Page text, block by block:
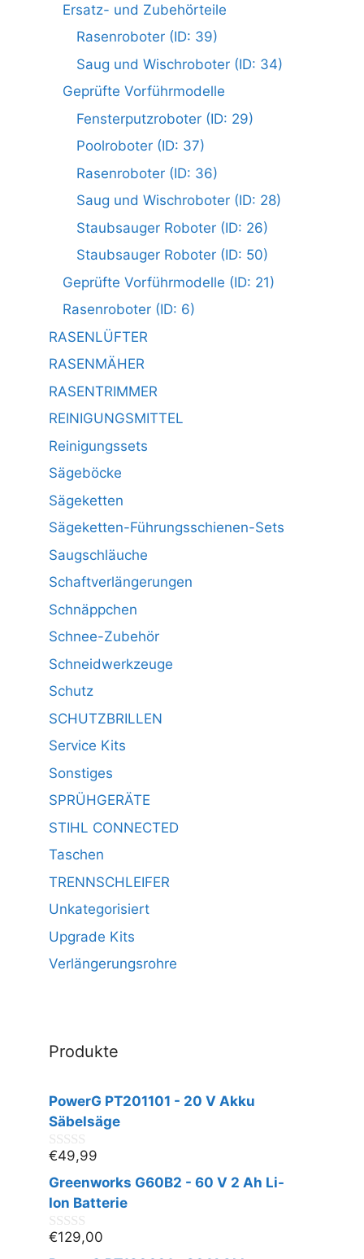
Ersatz- und Zubehörteile
Rasenroboter (ID: 39)
Saug und Wischroboter (ID: 34)
Geprüfte Vorführmodelle
Fensterputzroboter (ID: 29)
Poolroboter (ID: 37)
Rasenroboter (ID: 36)
Saug und Wischroboter (ID: 28)
Staubsauger Roboter (ID: 26)
Staubsauger Roboter (ID: 50)
Geprüfte Vorführmodelle (ID: 21)
Rasenroboter (ID: 6)
RASENLÜFTER
RASENMÄHER
RASENTRIMMER
REINIGUNGSMITTEL
Reinigungssets
Sägeböcke
Sägeketten
Sägeketten-Führungsschienen-Sets
Saugschläuche
Schaftverlängerungen
Schnäppchen
Schnee-Zubehör
Schneidwerkzeuge
Schutz
SCHUTZBRILLEN
Service Kits
Sonstiges
SPRÜHGERÄTE
STIHL CONNECTED
Taschen
TRENNSCHLEIFER
Unkategorisiert
Upgrade Kits
Verlängerungsrohre
Produkte
PowerG PT201101 - 20 V Akku
Säbelsäge
0
v
o
n
€49,99
Greenworks G60B2 - 60 V 2 Ah Li-
Ion Batterie
0
v
€129,00